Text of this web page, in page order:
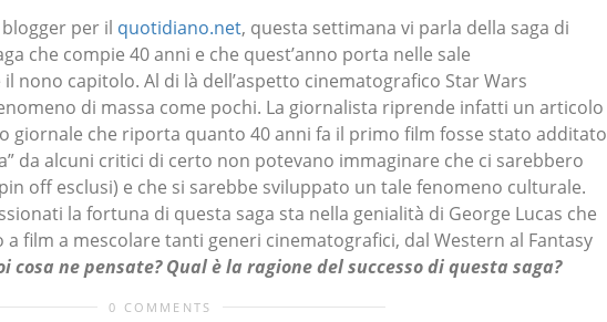
blogger per il quotidiano.net, questa settimana vi parla della saga di
che compie 40 anni e che quest’anno porta nelle sale
nono capitolo. Al di là dell’aspetto cinematografico Star Wars
di massa come pochi. La giornalista riprende infatti un articolo
giornale che riporta quanto 40 anni fa il primo film fosse stato additato
da alcuni critici di certo non potevano immaginare che ci sarebbero
off esclusi) e che si sarebbe sviluppato un tale fenomeno culturale.
la fortuna di questa saga sta nella genialità di George Lucas che
film a mescolare tanti generi cinematografici, dal Western al Fantasy
cosa ne pensate? Qual è la ragione del successo di questa saga?
0 COMMENTS